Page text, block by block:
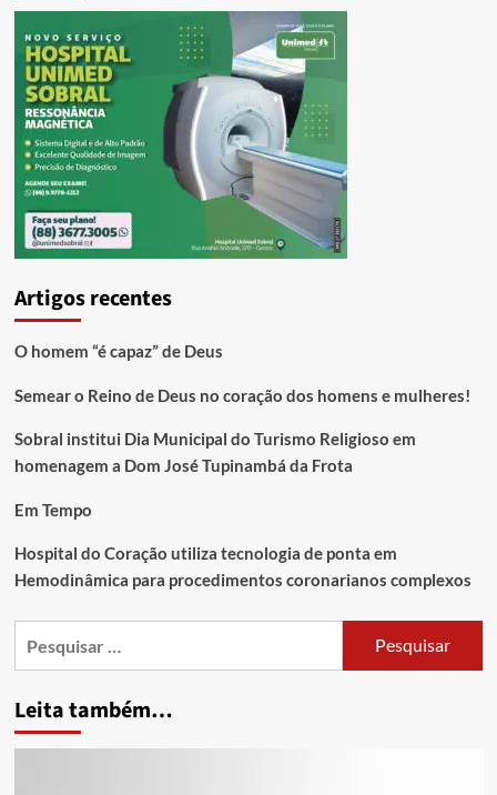
Artigos recentes
O homem “é capaz” de Deus
Semear o Reino de Deus no coração dos homens e mulheres!
Sobral institui Dia Municipal do Turismo Religioso em
homenagem a Dom José Tupinambá da Frota
Em Tempo
Hospital do Coração utiliza tecnologia de ponta em
Hemodinâmica para procedimentos coronarianos complexos
Leita também…